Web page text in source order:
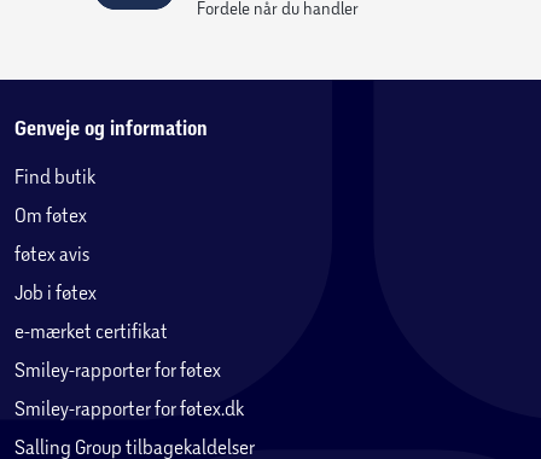
Fordele når du handler
Genveje og information
Find butik
Om føtex
føtex avis
Job i føtex
e-mærket certifikat
Smiley-rapporter for føtex
Smiley-rapporter for føtex.dk
Salling Group tilbagekaldelser